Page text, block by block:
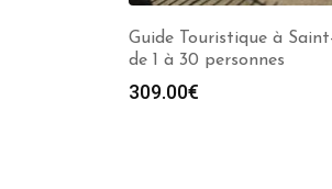
Guide Touristique à
de 1 à 30 personnes
309.00€